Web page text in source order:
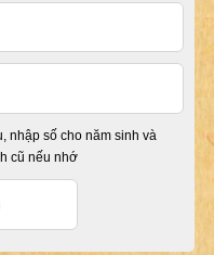
nhập số cho năm sinh và
cũ nếu nhớ